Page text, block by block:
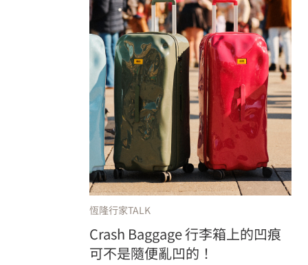
恆隆行家TALK
Crash Baggage 行李箱上的凹痕
可不是隨便亂凹的！